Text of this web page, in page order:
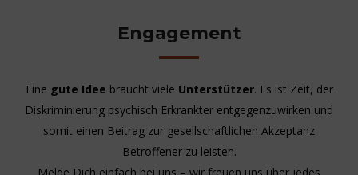
Engagement
Eine gute Idee braucht viele Unterstützer. Es ist Zeit, der
Diskriminierung psychisch Erkrankter entgegenzuwirken und
somit einen Beitrag zur gesellschaftlichen Akzeptanz
Betroffener zu leisten.